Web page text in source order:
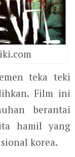
teka teki
Film ini
berantai
hamil yang
korea.